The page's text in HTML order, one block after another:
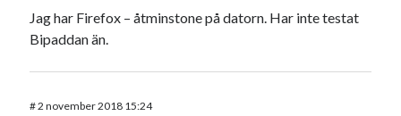
Jag har Firefox – åtminstone på datorn. Har inte testat
Bipaddan än.
#2 november 2018 15:24